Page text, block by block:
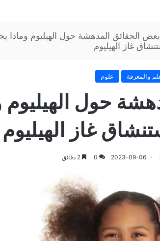
بعض الحقائق المدهشة حول الهيليوم وماذا
غاز الهيليوم
والمعرفة علوم
حول الهيليوم
غاز الهيليوم
2023-09-06
0